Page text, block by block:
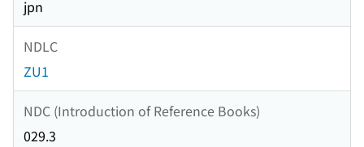
jpn
NDLC
ZU1
NDC (Introduction of Reference Books)
029.3